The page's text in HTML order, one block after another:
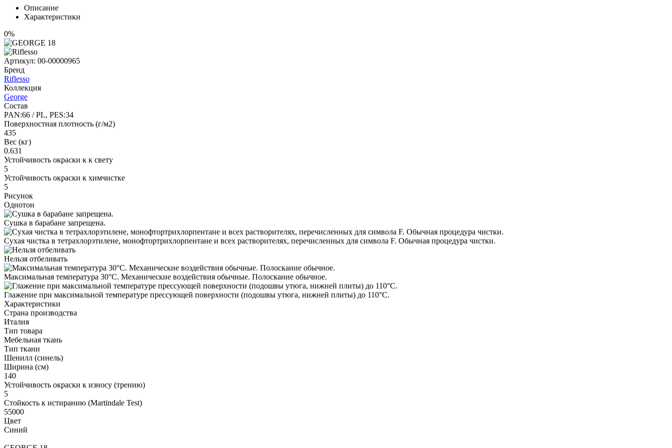
Описание
Характеристики
0%
Артикул: 00-00000965
Бренд
Riflesso
Коллекция
George
Состав
PAN:66 / PL, PES:34
Поверхностная плотность (г/м2)
435
Вес (кг)
0.631
Устойчивость окраски к к свету
5
Устойчивость окраски к химчистке
5
Рисунок
Однотон
Сушка в барабане запрещена.
Сухая чистка в тетрахлорэтилене, монофтортрихлорпентане и всех растворителях, перечисленных для символа F. Обычная процедура чистки.
Нельзя отбеливать
Максимальная температура 30°С. Механические воздействия обычные. Полоскание обычное.
Глажение при максимальной температуре прессующей поверхности (подошвы утюга, нижней плиты) до 110°С.
Характеристики
Страна производства
Италия
Тип товара
Мебельная ткань
Тип ткани
Шенилл (синель)
Ширина (см)
140
Устойчивость окраски к износу (трению)
5
Стойкость к истиранию (Martindale Test)
55000
Цвет
Синий